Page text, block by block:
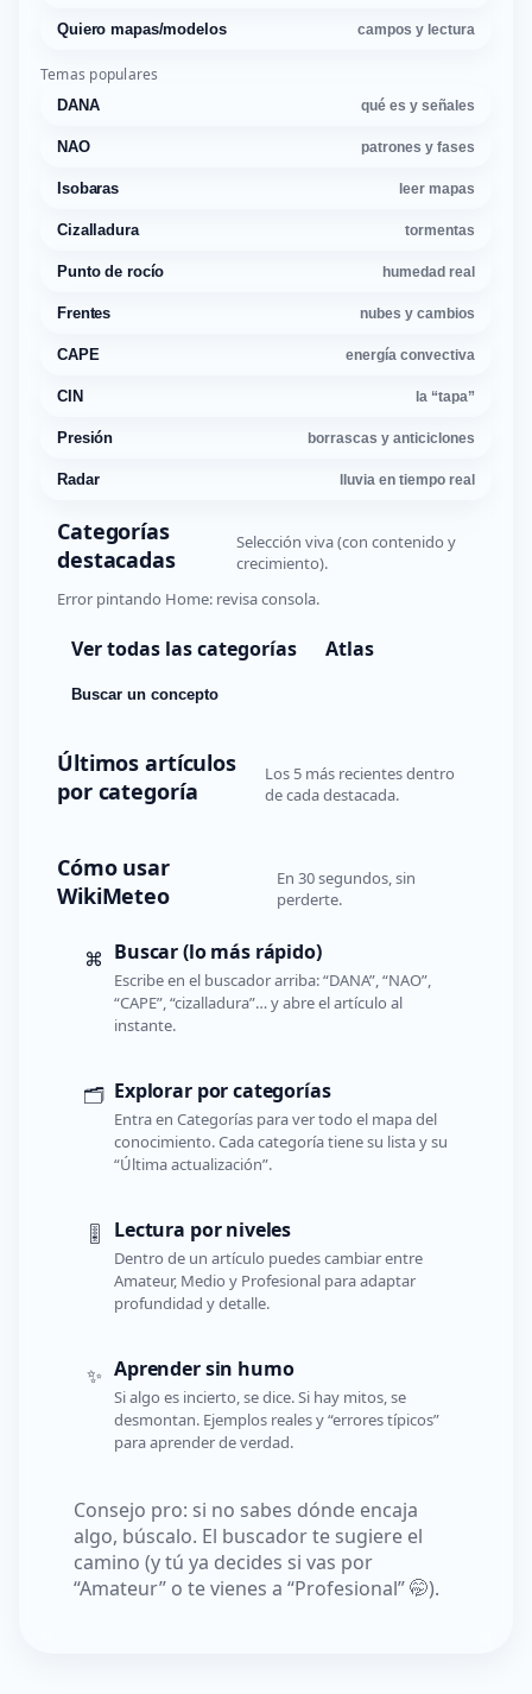
Quiero mapas/modelos campos y lectura
Temas populares
DANA qué es y señales
NAO patrones y fases
Isobaras leer mapas
Cizalladura tormentas
Punto de rocío humedad real
Frentes nubes y cambios
CAPE energía convectiva
CIN la “tapa”
Presión borrascas y anticiclones
Radar lluvia en tiempo real
Categorías
destacadas
Selección viva (con contenido y
crecimiento).
Error pintando Home: revisa consola.
Ver todas las categorías Atlas
Buscar un concepto
Últimos artículos
por categoría
Los 5 más recientes dentro
de cada destacada.
Cómo usar
WikiMeteo
En 30 segundos, sin
perderte.
⌘ Buscar (lo más rápido)
Escribe en el buscador arriba: “DANA”, “NAO”,
“CAPE”, “cizalladura”… y abre el artículo al
instante.
🗂️ Explorar por categorías
Entra en Categorías para ver todo el mapa del
conocimiento. Cada categoría tiene su lista y su
“Última actualización”.
🎚️ Lectura por niveles
Dentro de un artículo puedes cambiar entre
Amateur, Medio y Profesional para adaptar
profundidad y detalle.
✨ Aprender sin humo
Si algo es incierto, se dice. Si hay mitos, se
desmontan. Ejemplos reales y “errores típicos”
para aprender de verdad.
Consejo pro: si no sabes dónde encaja
algo, búscalo. El buscador te sugiere el
camino (y tú ya decides si vas por
“Amateur” o te vienes a “Profesional” 🤭).